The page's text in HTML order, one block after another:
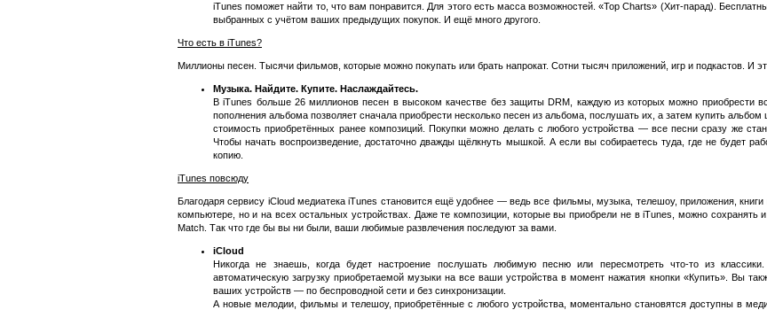
iTunes поможет найти то, что вам понравится. Для этого есть масса возможностей. «Top Charts» (Хит-парад).
выбранных с учётом ваших предыдущих покупок. И ещё много другого.
Что есть в iTunes?
Миллионы песен. Тысячи фильмов, которые можно покупать или брать напрокат. Сотни тысяч приложений, игр и подкастов. И
Музыка. Найдите. Купите. Наслаждайтесь.
В iTunes больше 26 миллионов песен в высоком качестве без защиты DRM, каждую из которых можно приобрести
пополнения альбома позволяет сначала приобрести несколько песен из альбома, послушать их, а затем купить
стоимость приобретённых ранее композиций. Покупки можно делать с любого устройства — все песни сразу же
Чтобы начать воспроизведение, достаточно дважды щёлкнуть мышкой. А если вы собираетесь туда, где не будет
копию.
iTunes повсюду
Благодаря сервису iCloud медиатека iTunes становится ещё удобнее — ведь все фильмы, музыка, телешоу, приложения,
компьютере, но и на всех остальных устройствах. Даже те композиции, которые вы приобрели не в iTunes, можно сохранять
Match. Так что где бы вы ни были, ваши любимые развлечения последуют за вами.
iCloud
Никогда не знаешь, когда будет настроение послушать любимую песню или пересмотреть что-то из
автоматическую загрузку приобретаемой музыки на все ваши устройства в момент нажатия кнопки «Купить». Вы
ваших устройств — по беспроводной сети и без синхронизации.
А новые мелодии, фильмы и телешоу, приобретённые с любого устройства, моментально становятся доступны в